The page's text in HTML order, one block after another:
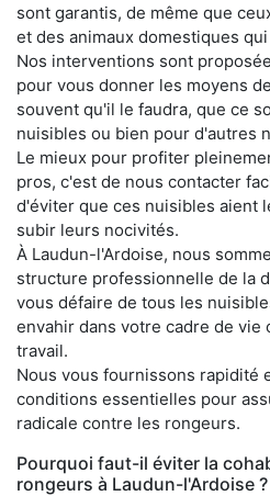
sont garantis, de même que
et des animaux domestiques
Nos interventions sont
pour vous donner les moyens
souvent qu'il le faudra, que ce
nuisibles ou bien pour d'autres
Le mieux pour profiter
pros, c'est de nous contacter
d'éviter que ces nuisibles aient
subir leurs nocivités.
À Laudun-l'Ardoise, nous
structure professionnelle de la
vous défaire de tous les
envahir dans votre cadre de vie
travail.
Nous vous fournissons rapidité
conditions essentielles pour
radicale contre les rongeurs.
Pourquoi faut-il éviter la
rongeurs à Laudun-l'Ardoise ?